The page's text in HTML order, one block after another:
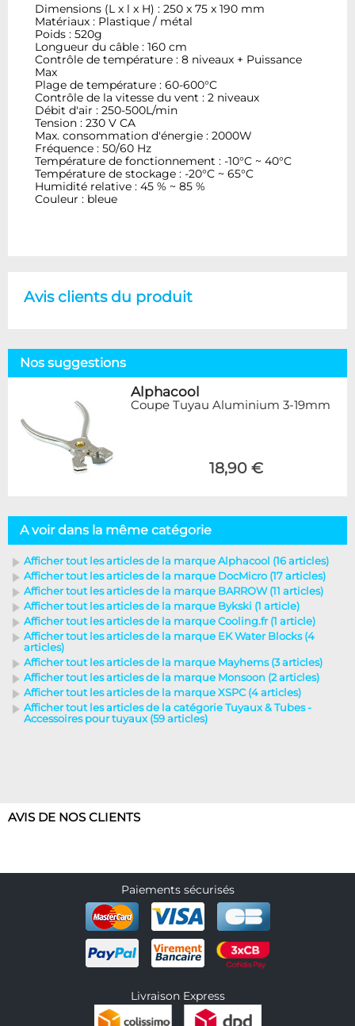
Dimensions (L x l x H) : 250 x 75 x 190 mm
Matériaux : Plastique / métal
Poids : 520g
Longueur du câble : 160 cm
Contrôle de température : 8 niveaux + Puissance
Max
Plage de température : 60-600°C
Contrôle de la vitesse du vent : 2 niveaux
Débit d'air : 250-500L/min
Tension : 230 V CA
Max. consommation d'énergie : 2000W
Fréquence : 50/60 Hz
Température de fonctionnement : -10°C ~ 40°C
Température de stockage : -20°C ~ 65°C
Humidité relative : 45 % ~ 85 %
Couleur : bleue
Avis clients du produit
Nos suggestions
Alphacool
Coupe Tuyau Aluminium 3-19mm
18,90 €
A voir dans la même catégorie
Afficher tout les articles de la marque Alphacool (16 articles)
Afficher tout les articles de la marque DocMicro (17 articles)
Afficher tout les articles de la marque BARROW (11 articles)
Afficher tout les articles de la marque Bykski (1 article)
Afficher tout les articles de la marque Cooling.fr (1 article)
Afficher tout les articles de la marque EK Water Blocks (4
articles)
Afficher tout les articles de la marque Mayhems (3 articles)
Afficher tout les articles de la marque Monsoon (2 articles)
Afficher tout les articles de la marque XSPC (4 articles)
Afficher tout les articles de la catégorie Tuyaux & Tubes -
Accessoires pour tuyaux (59 articles)
AVIS DE NOS CLIENTS
Paiements sécurisés
Livraison Express